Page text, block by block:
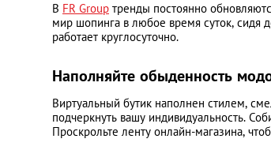
В FR Group тренды постоянно
мир шопинга в любое время суток, сидя
работает круглосуточно.
Наполняйте обыденность
Виртуальный бутик наполнен стилем,
подчеркнуть вашу индивидуальность.
Проскрольте ленту онлайн-магазина,